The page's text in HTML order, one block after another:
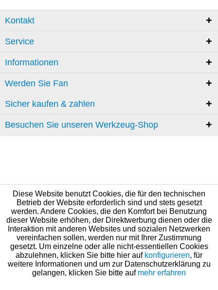
Kontakt
Service
Informationen
Werden Sie Fan
Sicher kaufen & zahlen
Besuchen Sie unseren Werkzeug-Shop
Diese Website benutzt Cookies, die für den technischen
Betrieb der Website erforderlich sind und stets gesetzt
werden. Andere Cookies, die den Komfort bei Benutzung
dieser Website erhöhen, der Direktwerbung dienen oder die
Interaktion mit anderen Websites und sozialen Netzwerken
vereinfachen sollen, werden nur mit Ihrer Zustimmung
gesetzt. Um einzelne oder alle nicht-essentiellen Cookies
abzulehnen, klicken Sie bitte hier auf konfigurieren, für
weitere Informationen und um zur Datenschutzerklärung zu
gelangen, klicken Sie bitte auf mehr erfahren